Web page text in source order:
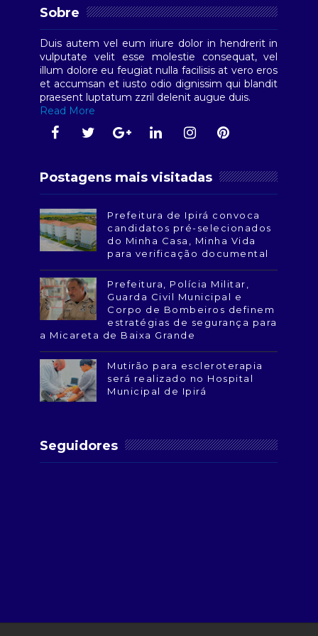
Sobre
Duis autem vel eum iriure dolor in hendrerit in
vulputate velit esse molestie consequat, vel
illum dolore eu feugiat nulla facilisis at vero eros
et accumsan et iusto odio dignissim qui blandit
praesent luptatum zzril delenit augue duis.
Read More
Postagens mais visitadas
Prefeitura de Ipirá convoca
candidatos pré-selecionados
do Minha Casa, Minha Vida
para verificação documental
Prefeitura, Polícia Militar,
Guarda Civil Municipal e
Corpo de Bombeiros definem
estratégias de segurança para
a Micareta de Baixa Grande
Mutirão para escleroterapia
será realizado no Hospital
Municipal de Ipirá
Seguidores